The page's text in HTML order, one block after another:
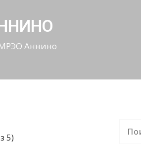
Аннино
5)